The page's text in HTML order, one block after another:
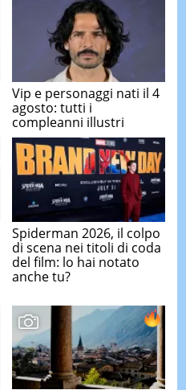
Vip e personaggi nati il 4
agosto: tutti i
compleanni illustri
Spiderman 2026, il colpo
di scena nei titoli di coda
del film: lo hai notato
anche tu?